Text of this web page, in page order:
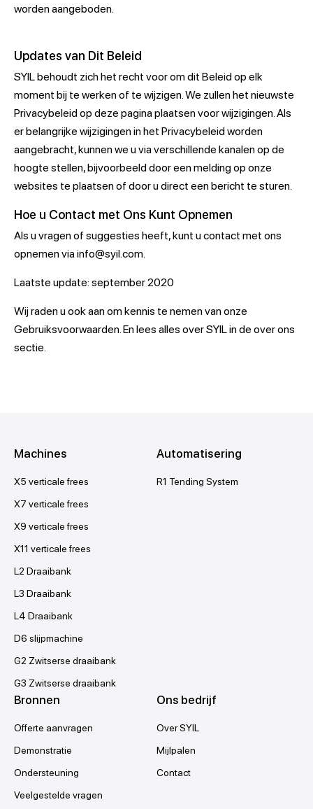
worden aangeboden.
Updates van Dit Beleid
SYIL behoudt zich het recht voor om dit Beleid op elk
moment bij te werken of te wijzigen. We zullen het nieuwste
Privacybeleid op deze pagina plaatsen voor wijzigingen. Als
er belangrijke wijzigingen in het Privacybeleid worden
aangebracht, kunnen we u via verschillende kanalen op de
hoogte stellen, bijvoorbeeld door een melding op onze
websites te plaatsen of door u direct een bericht te sturen.
Hoe u Contact met Ons Kunt Opnemen
Als u vragen of suggesties heeft, kunt u contact met ons
opnemen via info@syil.com.
Laatste update: september 2020
Wij raden u ook aan om kennis te nemen van onze
Gebruiksvoorwaarden. En lees alles over SYIL in de over ons
sectie.
Machines
X5 verticale frees
X7 verticale frees
X9 verticale frees
X11 verticale frees
L2 Draaibank
L3 Draaibank
L4 Draaibank
D6 slijpmachine
G2 Zwitserse draaibank
G3 Zwitserse draaibank
Automatisering
R1 Tending System
Bronnen
Offerte aanvragen
Demonstratie
Ondersteuning
Veelgestelde vragen
Ons bedrijf
Over SYIL
Mijlpalen
Contact